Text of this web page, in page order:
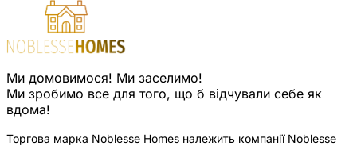
Ми домовимося! Ми заселимо!
Ми зробимо все для того, що б відчували себе як
вдома!
Торгова марка Noblesse Homes належить компанії Noblesse